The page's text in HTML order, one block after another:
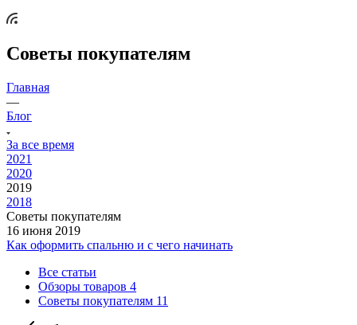
Советы покупателям
Главная
—
Блог
За все время
2021
2020
2019
2018
Советы покупателям
16 июня 2019
Как оформить спальню и с чего начинать
Все статьи
Обзоры товаров 4
Советы покупателям 11